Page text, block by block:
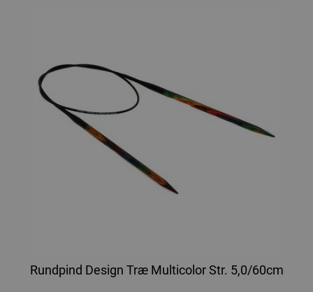
Rundpind Design Træ Multicolor Str. 5,0/60cm